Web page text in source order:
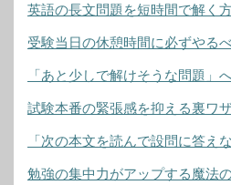
英語の長文問題を短時間で解く
受験当日の休憩時間に必ずやる
「あと少しで解けそうな問題」
試験本番の緊張感を抑える裏ワ
「次の本文を読んで設問に答え
勉強の集中力がアップする魔法